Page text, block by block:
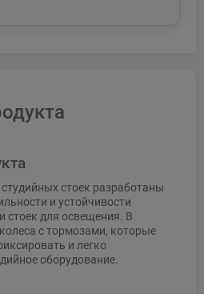
стоек разработаны
и устойчивости
стоек для освещения. В
с тормозами, которые
и легко
оборудование.